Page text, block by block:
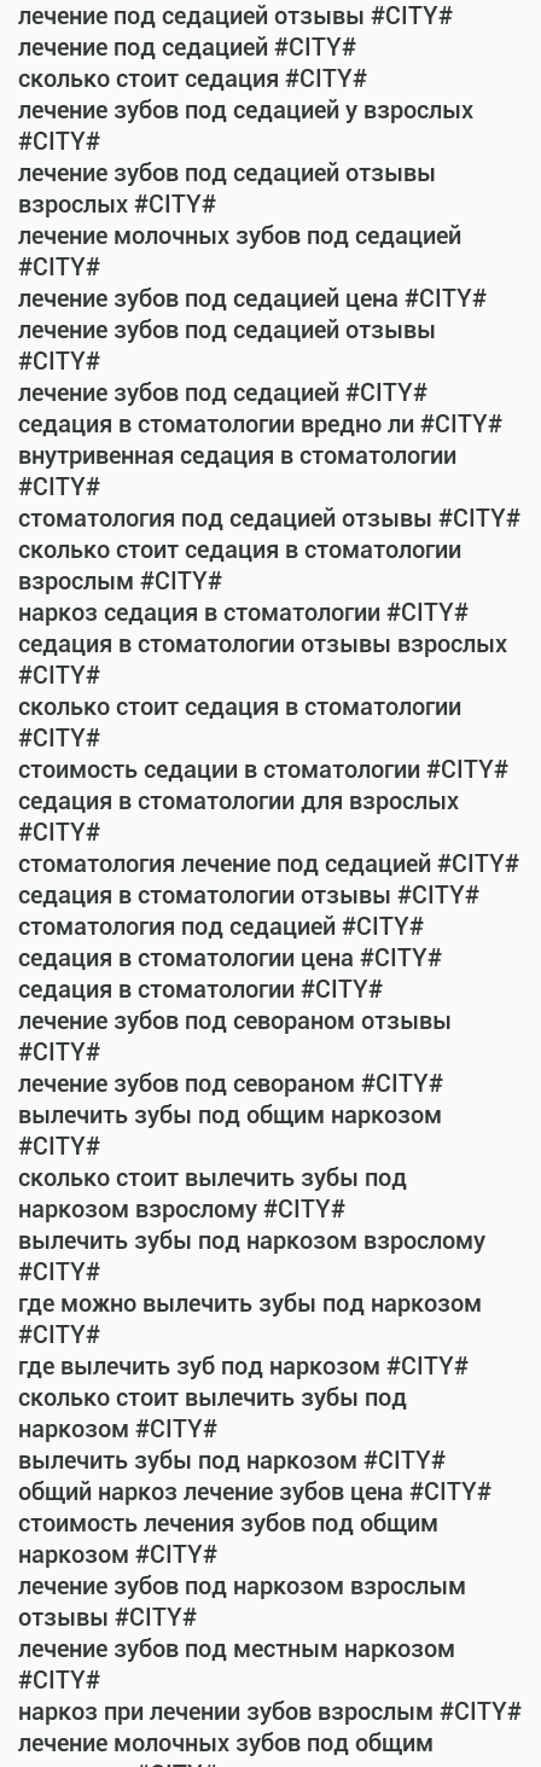
лечение под седацией отзывы #CITY#
лечение под седацией #CITY#
сколько стоит седация #CITY#
лечение зубов под седацией у взрослых
#CITY#
лечение зубов под седацией отзывы
взрослых #CITY#
лечение молочных зубов под седацией
#CITY#
лечение зубов под седацией цена #CITY#
лечение зубов под седацией отзывы
#CITY#
лечение зубов под седацией #CITY#
седация в стоматологии вредно ли #CITY#
внутривенная седация в стоматологии
#CITY#
стоматология под седацией отзывы #CITY#
сколько стоит седация в стоматологии
взрослым #CITY#
наркоз седация в стоматологии #CITY#
седация в стоматологии отзывы взрослых
#CITY#
сколько стоит седация в стоматологии
#CITY#
стоимость седации в стоматологии #CITY#
седация в стоматологии для взрослых
#CITY#
стоматология лечение под седацией #CITY#
седация в стоматологии отзывы #CITY#
стоматология под седацией #CITY#
седация в стоматологии цена #CITY#
седация в стоматологии #CITY#
лечение зубов под севораном отзывы
#CITY#
лечение зубов под севораном #CITY#
вылечить зубы под общим наркозом
#CITY#
сколько стоит вылечить зубы под
наркозом взрослому #CITY#
вылечить зубы под наркозом взрослому
#CITY#
где можно вылечить зубы под наркозом
#CITY#
где вылечить зуб под наркозом #CITY#
сколько стоит вылечить зубы под
наркозом #CITY#
вылечить зубы под наркозом #CITY#
общий наркоз лечение зубов цена #CITY#
стоимость лечения зубов под общим
наркозом #CITY#
лечение зубов под наркозом взрослым
отзывы #CITY#
лечение зубов под местным наркозом
#CITY#
наркоз при лечении зубов взрослым #CITY#
лечение молочных зубов под общим